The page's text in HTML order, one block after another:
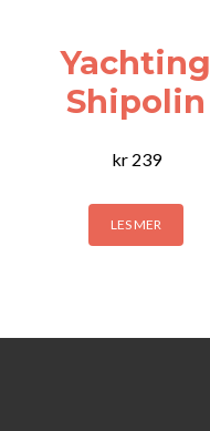
Yachting
Shipolin
kr239
LES MER